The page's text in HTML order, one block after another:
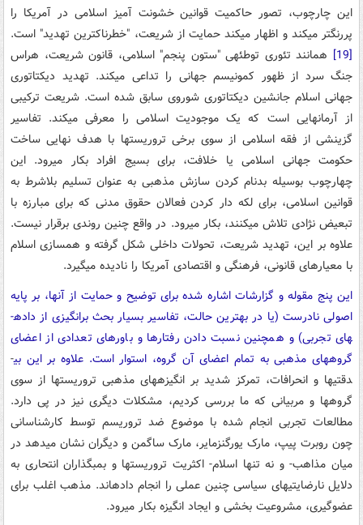
این چارچوب، تصور حاکمیت قوانین خشونت آمیز اسلامی در آمریکا را
پررنگ­تر می­کند و اظهار می­کند حمایت از شریعت، "خطرناک­ترین تهدید" است.
[19]
همانند تئوری توطئه­ی "ستون پنجم" اسلامی، قانون شریعت، هراس
جنگ سرد از ظهور کمونیسم جهانی را تداعی می­کند. تهدید دیکتاتوری
جهانی اسلام جانشین دیکتاتوری شوروی سابق شده است. شریعت ترکیبی
از آرمان­هایی است که یک موجودیت اسلامی را معرفی می­کند. تفاسیر
گزینشی از فقه اسلامی از سوی برخی تروریست­ها با هدف نهایی ساخت
حکومت جهانی اسلامی یا خلافت، برای بسیج افراد بکار می­رود. این
چهارچوب بوسیله بدنام کردن سازش مذهبی به عنوان تسلیم بلاشرط به
قوانین اسلامی، برای لکه دار کردن فعالان حقوق مدنی که برای مبارزه با
تبعیض نژادی تلاش می­کنند، بکار می­رود. در واقع چنین روندی برقرار نیست.
علاوه بر این، تهدید شریعت، تحولات داخلی شکل گرفته و همسازی اسلام
با معیارهای قانونی، فرهنگی و اقتصادی آمریکا را نادیده می­گیرد.
این پنج مقوله و گزارشات اشاره شده برای توضیح و حمایت از آنها، بر پایه
اصولی نادرست (یا در بهترین حالت، تفاسیر بسیار بحث برانگیزی از داده­
های تجربی) و همچنین نسبت دادن رفتارها و باورهای تعدادی از اعضای
گروه­های مذهبی به تمام اعضای آن گروه، استوار است. علاوه بر این بی
­
دقتی­ها و انحرافات، تمرکز شدید بر انگیزه­های مذهبی تروریست­ها از سوی
گروه­ها و مربیانی که ما بررسی کردیم، مشکلات دیگری نیز در پی دارد.
مطالعات تجربی انجام شده با موضوع ضد تروریسم توسط کارشناسانی
چون روبرت پیپ، مارک یورگنزمایر، مارک ساگمن و دیگران نشان می­دهد در
میان مذاهب- و نه تنها اسلام- اکثریت تروریست­ها و بمب­گذاران انتحاری به
دلایل نارضایتی­های سیاسی چنین عملی را انجام داده­اند. مذهب اغلب برای
عضوگیری، مشروعیت بخشی و ایجاد انگیزه بکار می­رود.